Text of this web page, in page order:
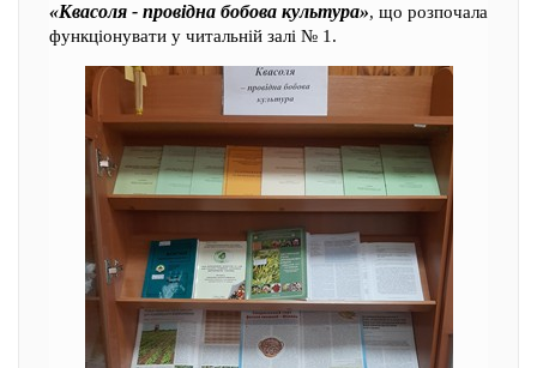
«Квасоля - провідна бобова культура», що розпочала
функціонувати у читальній залі № 1.